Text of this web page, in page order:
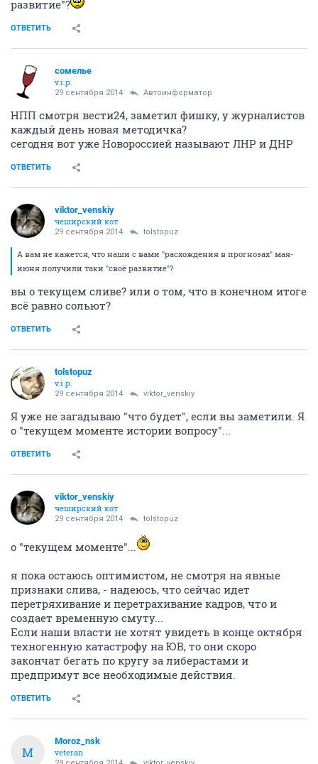
развитие"?
ОТВЕТИТЬ
сомелье
v.i.p.
29 сентября 2014 Автоинформатор
НПП смотря вести24, заметил фишку, у журналистов
каждый день новая методичка?
сегодня вот уже Новороссией называют ЛНР и ДНР
ОТВЕТИТЬ
viktor_venskiy
чеширский кот
29 сентября 2014 tolstopuz
А вам не кажется, что наши с вами "расхождения в прогнозах" мая-
июня получили таки "своё развитие"?
вы о текущем сливе? или о том, что в конечном итоге
всё равно сольют?
ОТВЕТИТЬ
tolstopuz
v.i.p.
29 сентября 2014 viktor_venskiy
Я уже не загадываю "что будет", если вы заметили. Я
о "текущем моменте истории вопросу"...
ОТВЕТИТЬ
viktor_venskiy
чеширский кот
29 сентября 2014 tolstopuz
о "текущем моменте"...
я пока остаюсь оптимистом, не смотря на явные
признаки слива, - надеюсь, что сейчас идет
перетряхивание и перетрахивание кадров, что и
создает временную смуту...
Если наши власти не хотят увидеть в конце октября
техногенную катастрофу на ЮВ, то они скоро
закончат бегать по кругу за либерастами и
предпримут все необходимые действия.
ОТВЕТИТЬ
M
Moroz_nsk
veteran